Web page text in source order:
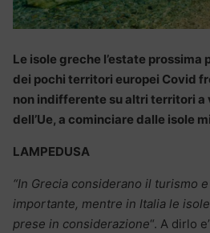
Le isole greche l’estate prossima
dei pochi territori europei Covid
non indifferente su altri territori
dell’Ue, a cominciare dalle isole
LAMPEDUSA
“In Grecia considerano il turismo
importante, mentre in Italia le
prese in considerazione“. A dirlo